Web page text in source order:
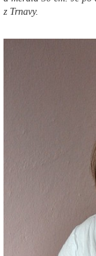
z Trnavy.